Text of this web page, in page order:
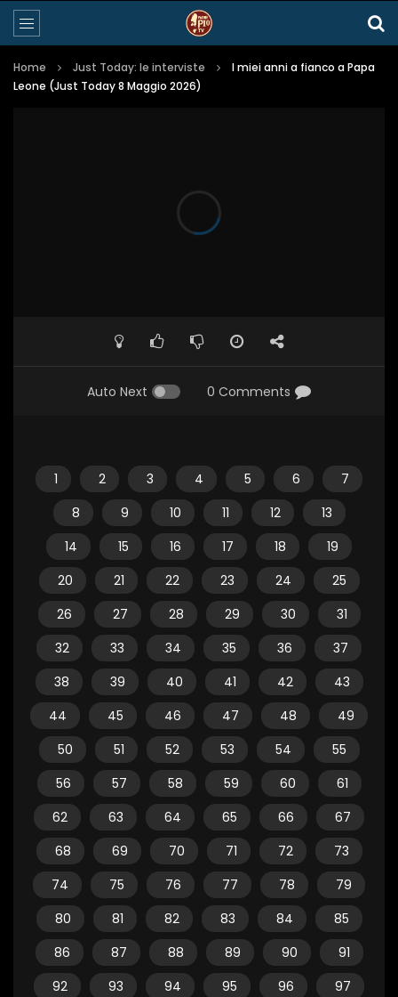
Home Just Today: le interviste
I miei anni a fianco a Papa
Leone (Just Today 8 Maggio 2026)
Auto Next 0 Comments
1 2 3 4 5 6
7
8
9 10 11 12
13
14
15 16 17 18
19
20
21 22 23 24
25
26
27 28 29 30
31
32
33 34 35 36
37
38
39 40 41 42
43
44
45 46 47 48
49
50
51 52 53 54
55
56
57 58 59 60
61
62
63 64 65 66
67
68
69 70 71 72
73
74
75 76 77 78
79
80
81 82 83 84
85
86
87 88 89 90
91
92
93 94 95 96
97